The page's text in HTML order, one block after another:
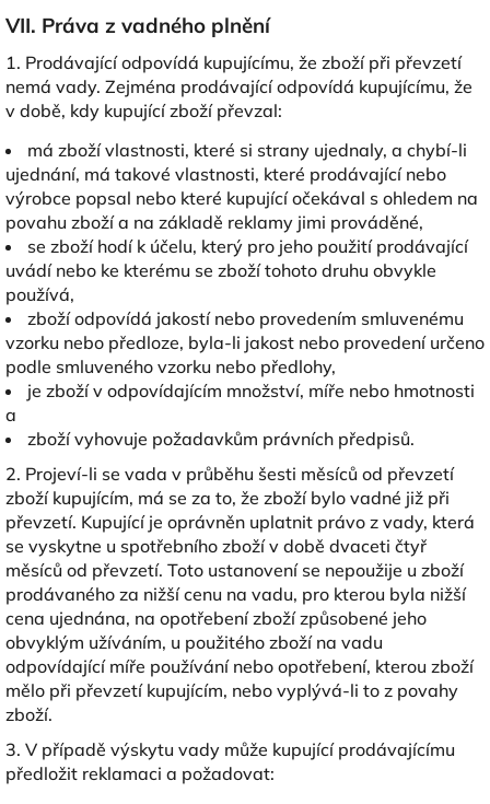
VII. Práva z vadného plnění
1. Prodávající odpovídá kupujícímu, že zboží při převzetí
nemá vady. Zejména prodávající odpovídá kupujícímu, že
v době, kdy kupující zboží převzal:
má zboží vlastnosti, které si strany ujednaly, a chybí-li
ujednání, má takové vlastnosti, které prodávající nebo
výrobce popsal nebo které kupující očekával s ohledem na
povahu zboží a na základě reklamy jimi prováděné,
se zboží hodí k účelu, který pro jeho použití prodávající
uvádí nebo ke kterému se zboží tohoto druhu obvykle
používá,
zboží odpovídá jakostí nebo provedením smluvenému
vzorku nebo předloze, byla-li jakost nebo provedení určeno
podle smluveného vzorku nebo předlohy,
je zboží v odpovídajícím množství, míře nebo hmotnosti
a
zboží vyhovuje požadavkům právních předpisů.
2. Projeví-li se vada v průběhu šesti měsíců od převzetí
zboží kupujícím, má se za to, že zboží bylo vadné již při
převzetí. Kupující je oprávněn uplatnit právo z vady, která
se vyskytne u spotřebního zboží v době dvaceti čtyř
měsíců od převzetí. Toto ustanovení se nepoužije u zboží
prodávaného za nižší cenu na vadu, pro kterou byla nižší
cena ujednána, na opotřebení zboží způsobené jeho
obvyklým užíváním, u použitého zboží na vadu
odpovídající míře používání nebo opotřebení, kterou zboží
mělo při převzetí kupujícím, nebo vyplývá-li to z povahy
zboží.
3. V případě výskytu vady může kupující prodávajícímu
předložit reklamaci a požadovat: